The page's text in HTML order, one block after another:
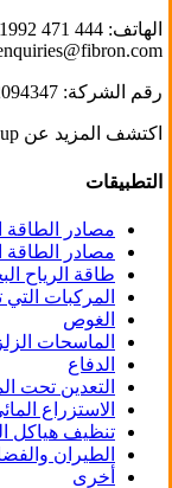
رقم الشركة: ‏‪02094347
اكتشف المزيد عن Hexatronic Group هنا
التطبيقات
مصادر الطاقة
مصادر الطاقة
طاقة الرياح
المركبات
الغوص
الماسحات
الدفاع
التعدين تحت
الاستزراع
تنظيف هياكل
الطيران
أخرى